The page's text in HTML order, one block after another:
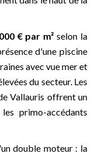
€ par m² selon la
d'une piscine
avec vue mer et
du secteur. Les
Vallauris offrent un
primo-accédants
double moteur : la